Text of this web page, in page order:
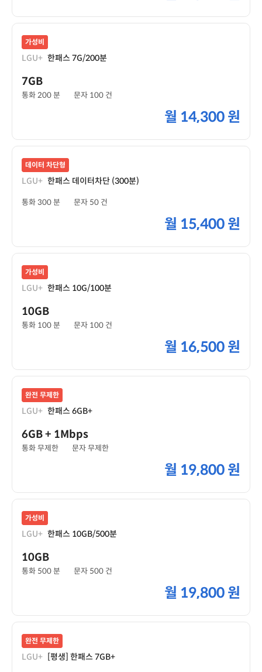
가성비
LGU+ 한패스 7G/200분
7GB
통화 200 분 문자 100 건
월 14,300 원
데이터 차단형
LGU+ 한패스 데이터차단 (300분)
통화 300 분 문자 50 건
월 15,400 원
가성비
LGU+ 한패스 10G/100분
10GB
통화 100 분 문자 100 건
월 16,500 원
완전 무제한
LGU+ 한패스 6GB+
6GB+ 1Mbps
통화 무제한 문자 무제한
월 19,800 원
가성비
LGU+ 한패스 10GB/500분
10GB
통화 500 분 문자 500 건
월 19,800 원
완전 무제한
LGU+ [평생] 한패스 7GB+